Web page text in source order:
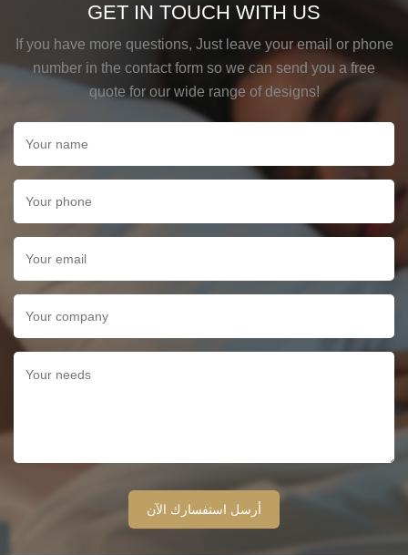
GET IN TOUCH WITH US
If you have more questions, Just leave your email or phone
number in the contact form so we can send you a free
quote for our wide range of designs!